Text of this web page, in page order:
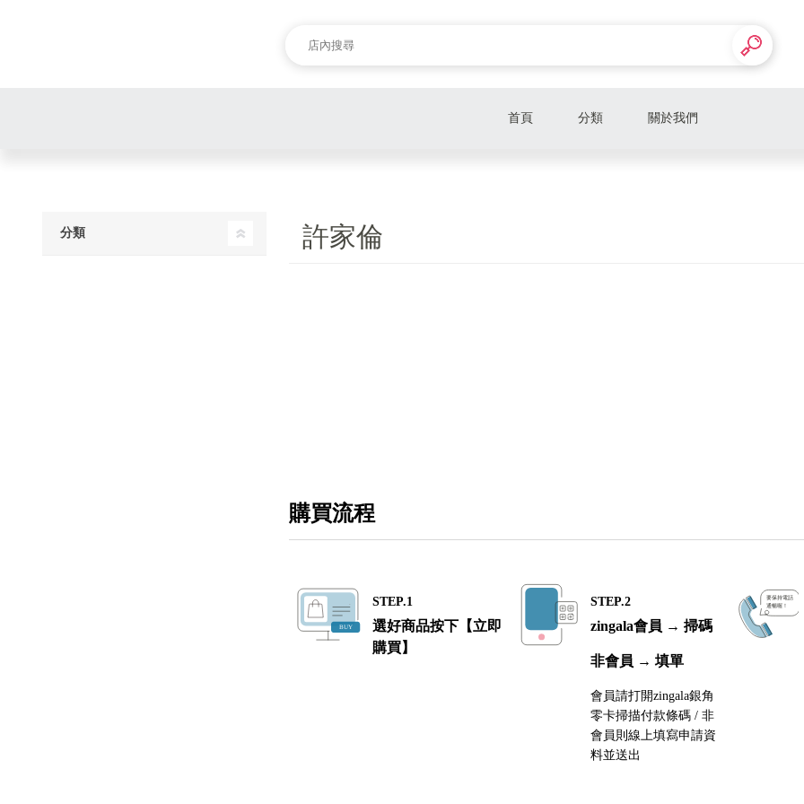
首頁 分類 關於我們
許家倫
購買流程
STEP.1
選好商品按下【立即
購買】
STEP.2
zingala會員 → 掃碼
非會員 → 填單
會員請打開zingala銀角
零卡掃描付款條碼 / 非
會員則線上填寫申請資
料並送出
分類